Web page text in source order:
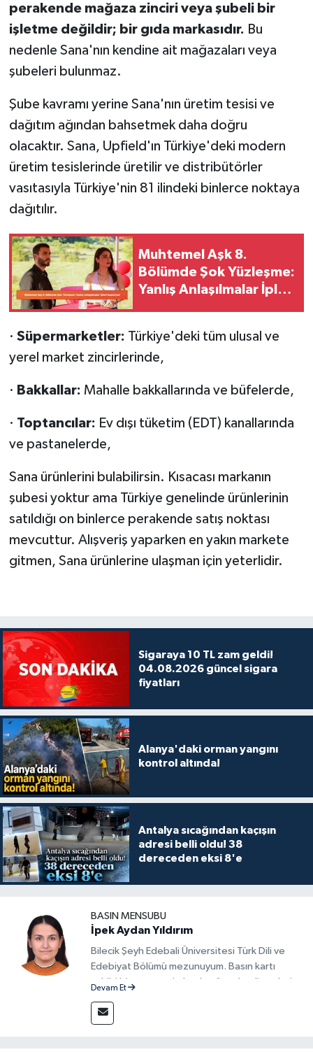
perakende mağaza zinciri veya şubeli bir
işletme değildir; bir gıda markasıdır. Bu
nedenle Sana'nın kendine ait mağazaları veya
şubeleri bulunmaz.
Şube kavramı yerine Sana'nın üretim tesisi ve
dağıtım ağından bahsetmek daha doğru
olacaktır. Sana, Upfield'ın Türkiye'deki modern
üretim tesislerinde üretilir ve distribütörler
vasıtasıyla Türkiye'nin 81 ilindeki binlerce noktaya
dağıtılır.
Muhtemel Aşk 8.
Bölümde Şok Yüzleşme:
Yanlış Anlaşılmalar İpleri
· Süpermarketler: Türkiye'deki tüm ulusal ve
yerel market zincirlerinde,
· Bakkallar: Mahalle bakkallarında ve büfelerde,
· Toptancılar: Ev dışı tüketim (EDT) kanallarında
ve pastanelerde,
Sana ürünlerini bulabilirsin. Kısacası markanın
şubesi yoktur ama Türkiye genelinde ürünlerinin
satıldığı on binlerce perakende satış noktası
mevcuttur. Alışveriş yaparken en yakın markete
gitmen, Sana ürünlerine ulaşman için yeterlidir.
Sigaraya 10 TL zam geldi!
04.08.2026 güncel sigara
fiyatları
Alanya'daki orman yangını
kontrol altında!
Antalya sıcağından kaçışın
adresi belli oldu! 38
dereceden eksi 8'e
BASIN MENSUBU
İpek Aydan Yıldırım
Bilecik Şeyh Edebali Üniversitesi Türk Dili ve
Edebiyat Bölümü mezunuyum. Basın kartı
sahibi bir gazeteci olarak, güncel gelişmeleri
güvenilir ve tarafsız bilgilerle buluşturmayı
amaçlıyorum. Habercilik anlayışımda etik
Devam Et